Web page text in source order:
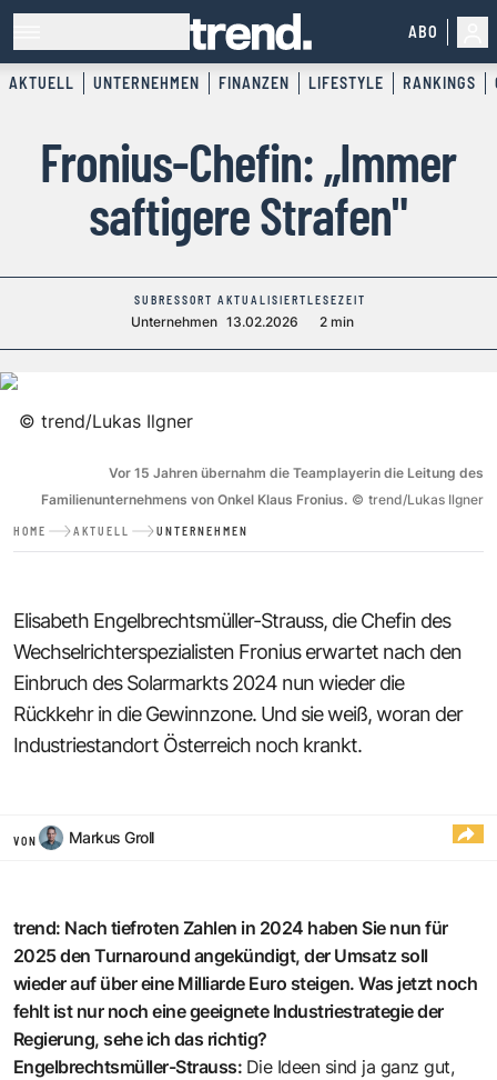
ABO
AKTUELL UNTERNEHMEN FINANZEN LIFESTYLE RANKINGS
Fronius-Chefin: „Immer
saftigere Strafen"
SUBRESSORT
Unternehmen
AKTUALISIERT
13.02.2026
LESEZEIT
2 min
© trend/Lukas Ilgner
Vor 15 Jahren übernahm die Teamplayerin die Leitung des
Familienunternehmens von Onkel Klaus Fronius. © trend/Lukas Ilgner
HOME AKTUELL UNTERNEHMEN
Elisabeth Engelbrechtsmüller-Strauss, die Chefin des
Wechselrichterspezialisten Fronius erwartet nach den
Einbruch des Solarmarkts 2024 nun wieder die
Rückkehr in die Gewinnzone. Und sie weiß, woran der
Industriestandort Österreich noch krankt.
VON Markus Groll
trend: Nach tiefroten Zahlen in 2024 haben Sie nun für
2025 den Turnaround angekündigt, der Umsatz soll
wieder auf über eine Milliarde Euro steigen. Was jetzt noch
fehlt ist nur noch eine geeignete Industriestrategie der
Regierung, sehe ich das richtig?
Engelbrechtsmüller-Strauss: Die Ideen sind ja ganz gut,